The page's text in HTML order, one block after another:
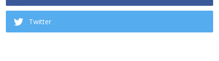
Twitter